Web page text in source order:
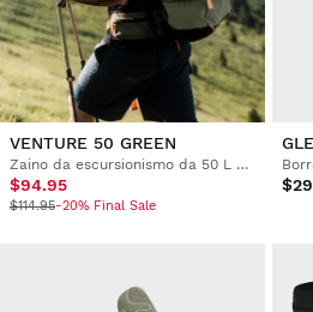
VENTURE 50 GREEN
Zaino da escursionismo da 50 L con copertura impermeabile
$94.95
$114.95-20% Final Sale